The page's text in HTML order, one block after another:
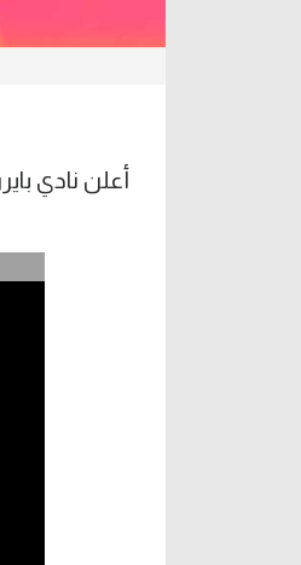
أعلن نادي